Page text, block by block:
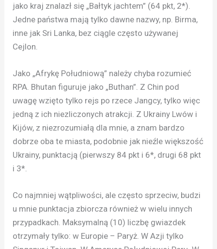
jako kraj znalazł się „Bałtyk jachtem” (64 pkt, 2*).
Jedne państwa mają tylko dawne nazwy, np. Birma,
inne jak Sri Lanka, bez ciągle często używanej
Cejlon.
Jako „Afrykę Południową” należy chyba rozumieć
RPA. Bhutan figuruje jako „Buthan”. Z Chin pod
uwagę wzięto tylko rejs po rzece Jangcy, tylko więc
jedną z ich niezliczonych atrakcji. Z Ukrainy Lwów i
Kijów, z niezrozumiałą dla mnie, a znam bardzo
dobrze oba te miasta, podobnie jak nieźle większość
Ukrainy, punktacją (pierwszy 84 pkt i 6*, drugi 68 pkt
i 3*.
Co najmniej wątpliwości, ale często sprzeciw, budzi
u mnie punktacja zbiorcza również w wielu innych
przypadkach. Maksymalną (10) liczbę gwiazdek
otrzymały tylko: w Europie – Paryż. W Azji tylko